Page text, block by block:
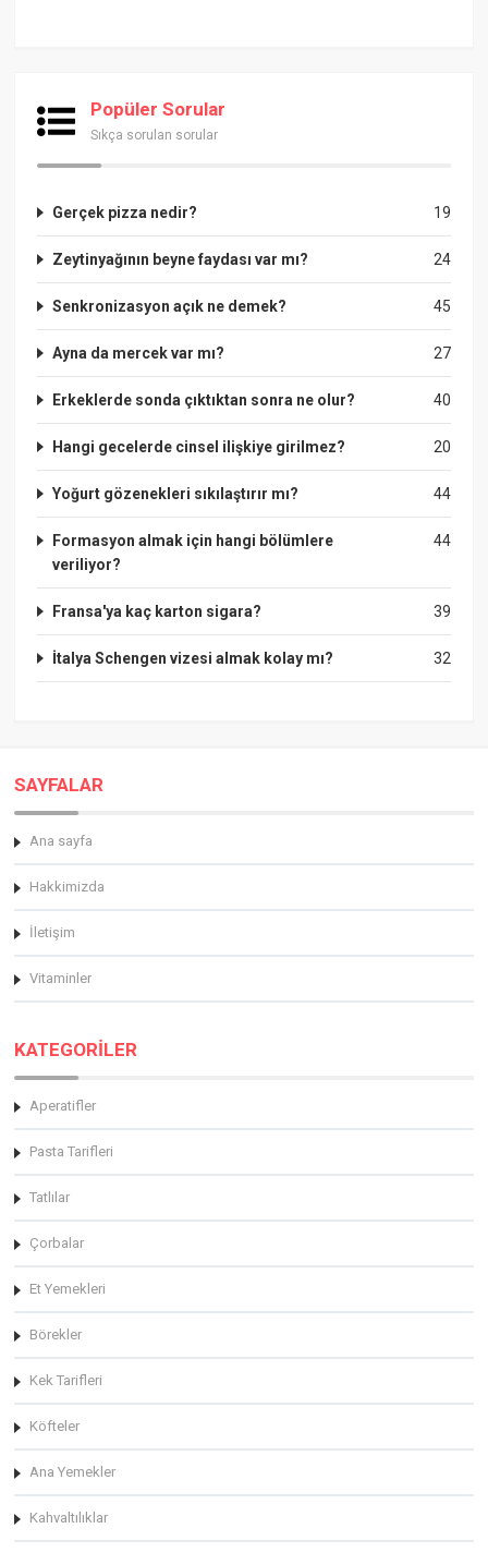
Popüler Sorular
Sıkça sorulan sorular
19
Gerçek pizza nedir?
24
Zeytinyağının beyne faydası var mı?
45
Senkronizasyon açık ne demek?
27
Ayna da mercek var mı?
40
Erkeklerde sonda çıktıktan sonra ne olur?
20
Hangi gecelerde cinsel ilişkiye girilmez?
44
Yoğurt gözenekleri sıkılaştırır mı?
44
Formasyon almak için hangi bölümlere
veriliyor?
39
Fransa'ya kaç karton sigara?
32
İtalya Schengen vizesi almak kolay mı?
SAYFALAR
Ana sayfa
Hakkimizda
İletişim
Vitaminler
KATEGORİLER
Aperatifler
Pasta Tarifleri
Tatlılar
Çorbalar
Et Yemekleri
Börekler
Kek Tarifleri
Köfteler
Ana Yemekler
Kahvaltılıklar